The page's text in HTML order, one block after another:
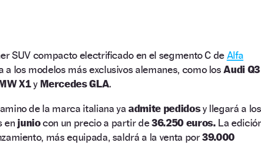
SUV compacto electrificado en el segmento C de Alfa
a los modelos más exclusivos alemanes, como losAudi Q3
X1y Mercedes GLA.
de la marca italiana yaadmite pedidosy llegará a los
en juniocon un precio a partir de36.250 euros. La
más equipada, saldrá a la venta por39.000